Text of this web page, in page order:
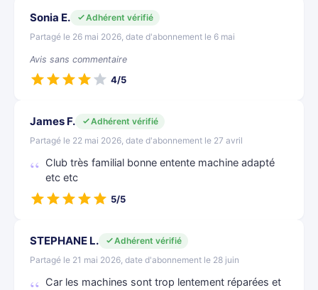
Sonia E.
Adhérent vérifié
Partagé le 26 mai 2026, date d'abonnement le 6 mai
Avis sans commentaire
4/5
James F.
Adhérent vérifié
Partagé le 22 mai 2026, date d'abonnement le 27 avril
Club très familial bonne entente machine adapté
etc etc
5/5
STEPHANE L.
Adhérent vérifié
Partagé le 21 mai 2026, date d'abonnement le 28 juin
Car les machines sont trop lentement réparées et